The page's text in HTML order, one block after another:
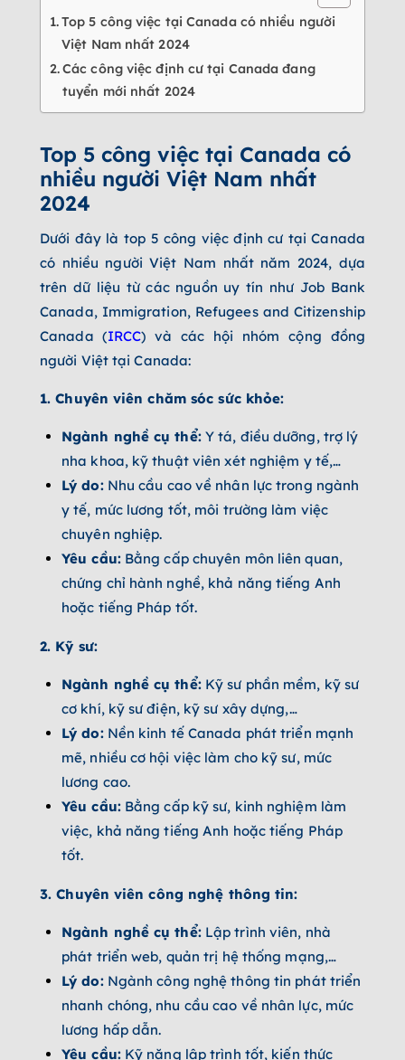
Top 5 công việc tại Canada có nhiều người
Việt Nam nhất 2024
Các công việc định cư tại Canada đang
tuyển mới nhất 2024
Top 5 công việc tại Canada có
nhiều người Việt Nam nhất
2024
Dưới đây là top 5 công việc định cư tại Canada
có nhiều người Việt Nam nhất năm 2024, dựa
trên dữ liệu từ các nguồn uy tín như Job Bank
Canada, Immigration, Refugees and Citizenship
Canada (IRCC) và các hội nhóm cộng đồng
người Việt tại Canada:
1. Chuyên viên chăm sóc sức khỏe:
Ngành nghề cụ thể:Y tá, điều dưỡng, trợ lý
nha khoa, kỹ thuật viên xét nghiệm y tế,…
Lý do:Nhu cầu cao về nhân lực trong ngành
y tế, mức lương tốt, môi trường làm việc
chuyên nghiệp.
Yêu cầu:Bằng cấp chuyên môn liên quan,
chứng chỉ hành nghề, khả năng tiếng Anh
hoặc tiếng Pháp tốt.
2. Kỹ sư:
Ngành nghề cụ thể:Kỹ sư phần mềm, kỹ sư
cơ khí, kỹ sư điện, kỹ sư xây dựng,…
Lý do:Nền kinh tế Canada phát triển mạnh
mẽ, nhiều cơ hội việc làm cho kỹ sư, mức
lương cao.
Yêu cầu:Bằng cấp kỹ sư, kinh nghiệm làm
việc, khả năng tiếng Anh hoặc tiếng Pháp
tốt.
3. Chuyên viên công nghệ thông tin:
Ngành nghề cụ thể:Lập trình viên, nhà
phát triển web, quản trị hệ thống mạng,…
Lý do:Ngành công nghệ thông tin phát triển
nhanh chóng, nhu cầu cao về nhân lực, mức
lương hấp dẫn.
Yêu cầu:Kỹ năng lập trình tốt, kiến thức